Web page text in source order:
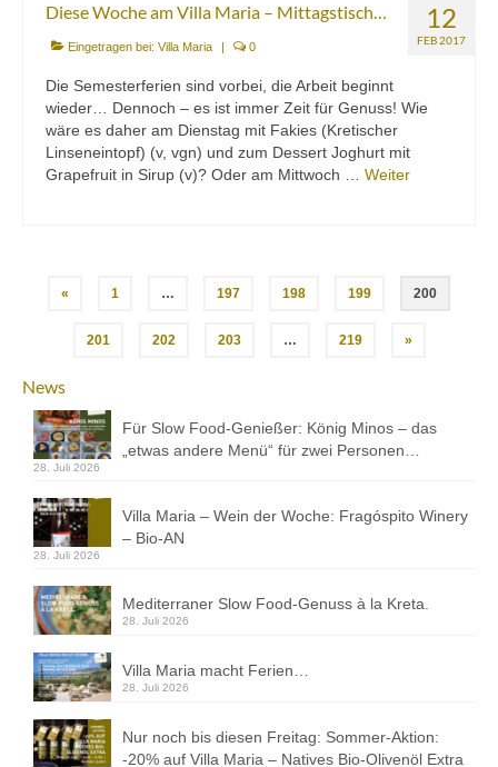
12
FEB 2017
Diese Woche am Villa Maria – Mittagstisch…
Eingetragen bei: Villa Maria | 0
Die Semesterferien sind vorbei, die Arbeit beginnt
wieder… Dennoch – es ist immer Zeit für Genuss! Wie
wäre es daher am Dienstag mit Fakies (Kretischer
Linseneintopf) (v, vgn) und zum Dessert Joghurt mit
Grapefruit in Sirup (v)? Oder am Mittwoch … Weiter
Beitragsnavigation
« 1 … 197 198 199 200
201 202 203 … 219 »
News
Für Slow Food-Genießer: König Minos – das
„etwas andere Menü“ für zwei Personen…
28. Juli 2026
Villa Maria – Wein der Woche: Fragóspito Winery
– Bio-AN
28. Juli 2026
Mediterraner Slow Food-Genuss à la Kreta.
28. Juli 2026
Villa Maria macht Ferien…
28. Juli 2026
Nur noch bis diesen Freitag: Sommer-Aktion:
-20% auf Villa Maria – Natives Bio-Olivenöl Extra